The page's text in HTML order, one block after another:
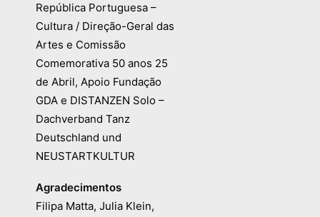
República Portuguesa –
Cultura / Direção-Geral das
Artes e Comissão
Comemorativa 50 anos 25
de Abril, Apoio Fundação
GDA e DISTANZEN Solo –
Dachverband Tanz
Deutschland und
NEUSTARTKULTUR
Agradecimentos
Filipa Matta, Julia Klein,